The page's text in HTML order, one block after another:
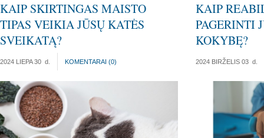
KAIP SKIRTINGAS MAISTO
TIPAS VEIKIA JŪSŲ KATĖS
SVEIKATĄ?
2024 LIEPA 30 d. KOMENTARAI (0)
KAIP
PAGERINTI
KOKYBĘ?
2024 BIRŽELIS 03 d.